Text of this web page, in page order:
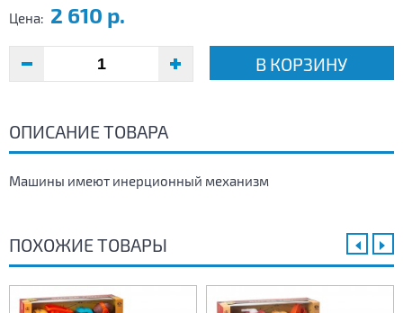
Цена: 2 610 р.
В КОРЗИНУ
ОПИСАНИЕ ТОВАРА
Машины имеют инерционный механизм
ПОХОЖИЕ ТОВАРЫ